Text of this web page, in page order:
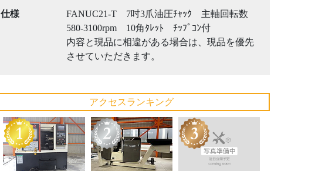
仕様
FANUC21-T 7吋3爪油圧ﾁｬｯｸ 主軸回転数
580-3100rpm 10角ﾀﾚｯﾄ ﾁｯﾌﾟｺﾝ付
内容と現品に相違がある場合は、現品を優先
させていただきます。
アクセスランキング